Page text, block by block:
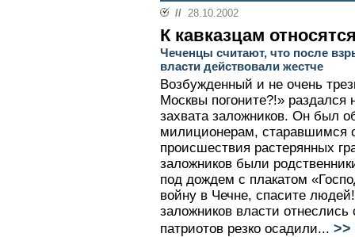
// 28.10.2002
К кавказцам
Чеченцы считают, что после
власти действовали жестче
Возбужденный и не очень
Москвы погоните?!» раздался
захвата заложников. Он был
милиционерам, старавшимся
происшествия растерянных
заложников были
под дождем с плакатом
войну в Чечне, спасите
заложников власти
патриотов резко осадили... >>